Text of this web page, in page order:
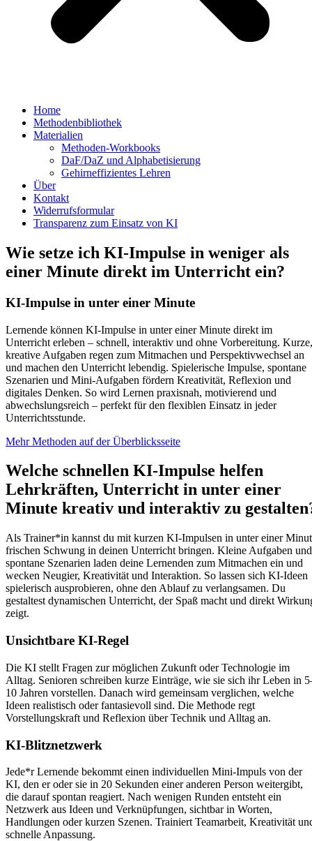
Home
Methodenbibliothek
Materialien
Methoden-Workbooks
DaF/DaZ und Alphabetisierung
Gehirneffizientes Lehren
Über
Kontakt
Widerrufsformular
Transparenz zum Einsatz von KI
Wie setze ich KI-Impulse in weniger als
einer Minute direkt im Unterricht ein?
KI-Impulse in unter einer Minute
Lernende können KI-Impulse in unter einer Minute direkt im
Unterricht erleben – schnell, interaktiv und ohne Vorbereitung. Kurze,
kreative Aufgaben regen zum Mitmachen und Perspektivwechsel an
und machen den Unterricht lebendig. Spielerische Impulse, spontane
Szenarien und Mini-Aufgaben fördern Kreativität, Reflexion und
digitales Denken. So wird Lernen praxisnah, motivierend und
abwechslungsreich – perfekt für den flexiblen Einsatz in jeder
Unterrichtsstunde.
Mehr Methoden auf der Überblicksseite
Welche schnellen KI-Impulse helfen
Lehrkräften, Unterricht in unter einer
Minute kreativ und interaktiv zu
Als Trainer*in kannst du mit kurzen KI-Impulsen in unter einer
frischen Schwung in deinen Unterricht bringen. Kleine Aufgaben und
spontane Szenarien laden deine Lernenden zum Mitmachen ein und
wecken Neugier, Kreativität und Interaktion. So lassen sich KI-Ideen
spielerisch ausprobieren, ohne den Ablauf zu verlangsamen. Du
gestaltest dynamischen Unterricht, der Spaß macht und direkt
zeigt.
Unsichtbare KI-Regel
Die KI stellt Fragen zur möglichen Zukunft oder Technologie im
Alltag. Senioren schreiben kurze Einträge, wie sie sich ihr Leben in
10 Jahren vorstellen. Danach wird gemeinsam verglichen, welche
Ideen realistisch oder fantasievoll sind. Die Methode regt
Vorstellungskraft und Reflexion über Technik und Alltag an.
KI-Blitznetzwerk
Jede*r Lernende bekommt einen individuellen Mini-Impuls von der
KI, den er oder sie in 20 Sekunden einer anderen Person weitergibt,
die darauf spontan reagiert. Nach wenigen Runden entsteht ein
Netzwerk aus Ideen und Verknüpfungen, sichtbar in Worten,
Handlungen oder kurzen Szenen. Trainiert Teamarbeit, Kreativität
schnelle Anpassung.